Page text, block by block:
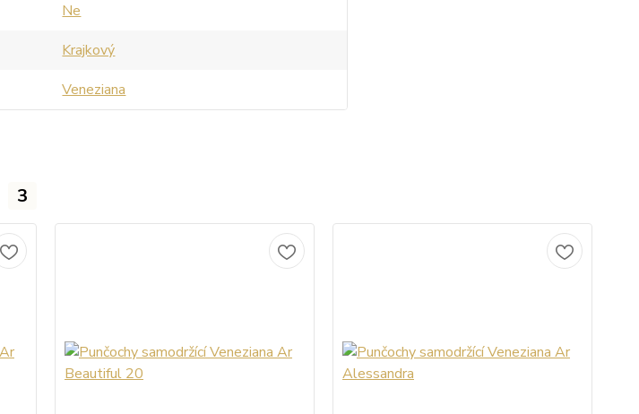
Ne
Krajkový
Veneziana
3